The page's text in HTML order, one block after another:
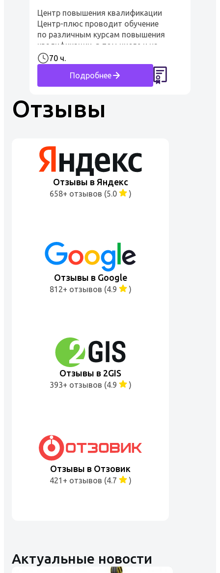
Центр повышения квалификации
Центр-плюс проводит обучение
по различным курсам повышения
квалификации, в том числе и на
Слесаря по эксплуатации и
ремонту газового оборудования
котельных с правом выполн...
70 ч.
Подробнее
Отзывы
Отзывы в Яндекс
658+ отзывов (5.0 )
Отзывы в Google
812+ отзывов (4.9 )
Отзывы в 2GIS
393+ отзывов (4.9 )
Отзывы в Отзовик
421+ отзывов (4.7 )
Актуальные новости